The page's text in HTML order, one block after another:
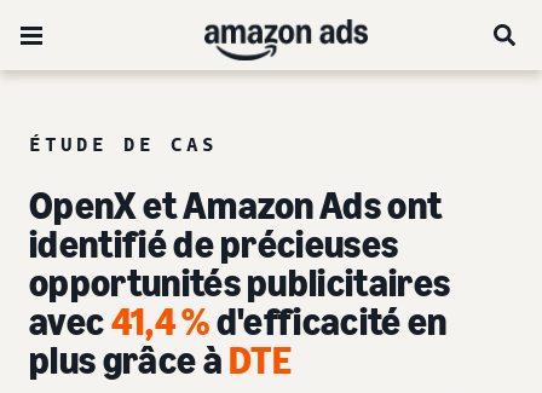
ÉTUDE DE CAS
OpenX et Amazon Ads ont
identifié de précieuses
opportunités publicitaires
avec41,4 %d'efficacité en
plus grâce àDTE